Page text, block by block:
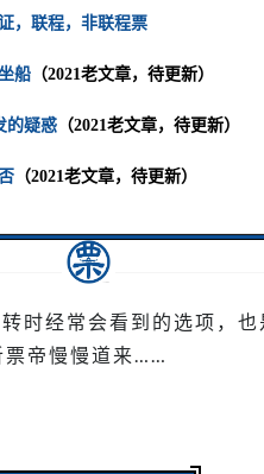
否
行，
程
票
等
，联程，非联程票
船（2021老文章，待更新）
的疑惑（2021老文章，待更新）
（2021老文章，待更新）
时经常会看到的选项，
票帝慢慢道来……